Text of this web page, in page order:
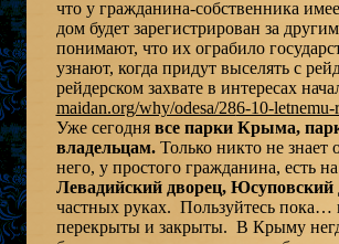
что у гражданина-собственника
дом будет зарегистрирован за
понимают, что их ограбило
узнают, когда придут выселять с
рейдерском захвате в интересах
maidan.org/why/odesa/286-10-
Уже сегоднявсе парки Крыма,
владельцам.Только никто не знает
него, у простого гражданина, есть
Левадийский дворец, Юсуповский
частных руках. Пользуйтесь пока…
перекрыты и закрыты. В Крыму